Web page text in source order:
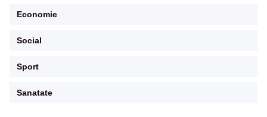
Economie
Social
Sport
Sanatate